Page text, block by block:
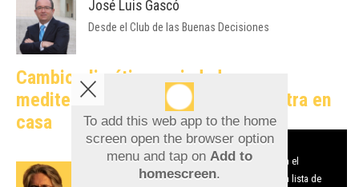
José Luis Gascó
Desde el Club de las Buenas Decisiones
Cambio climático y ciudades
mediterráneas: cuando la teoría entra en
casa
Javier Gosende
To add this web app to the home
screen open the browser option
menu and tap on Add to
homescreen.
Aviso sobre el Uso de cookies:
Utilizamos cookies nuestras y de terceros para el
funcionamiento del digital. Puedes consultar la lista de